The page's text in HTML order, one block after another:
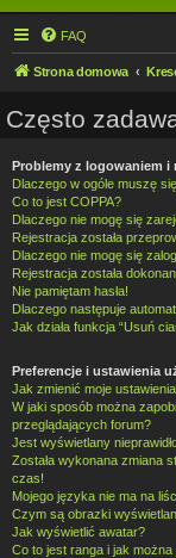
FAQ
Strona domowa
Często
Problemy z logowaniem i
Dlaczego w ogóle muszę
Co to jest COPPA?
Dlaczego nie mogę się
Rejestracja została
Dlaczego nie mogę się
Rejestracja została
Nie pamiętam hasła!
Dlaczego następuje
Jak działa funkcja “Usuń
Preferencje i ustawienia
Jak zmienić moje
W jaki sposób można
przeglądających forum?
Jest wyświetlany
Została wykonana zmiana
czas!
Mojego języka nie ma na
Czym są obrazki
Jak wyświetlić awatar?
Co to jest ranga i jak można